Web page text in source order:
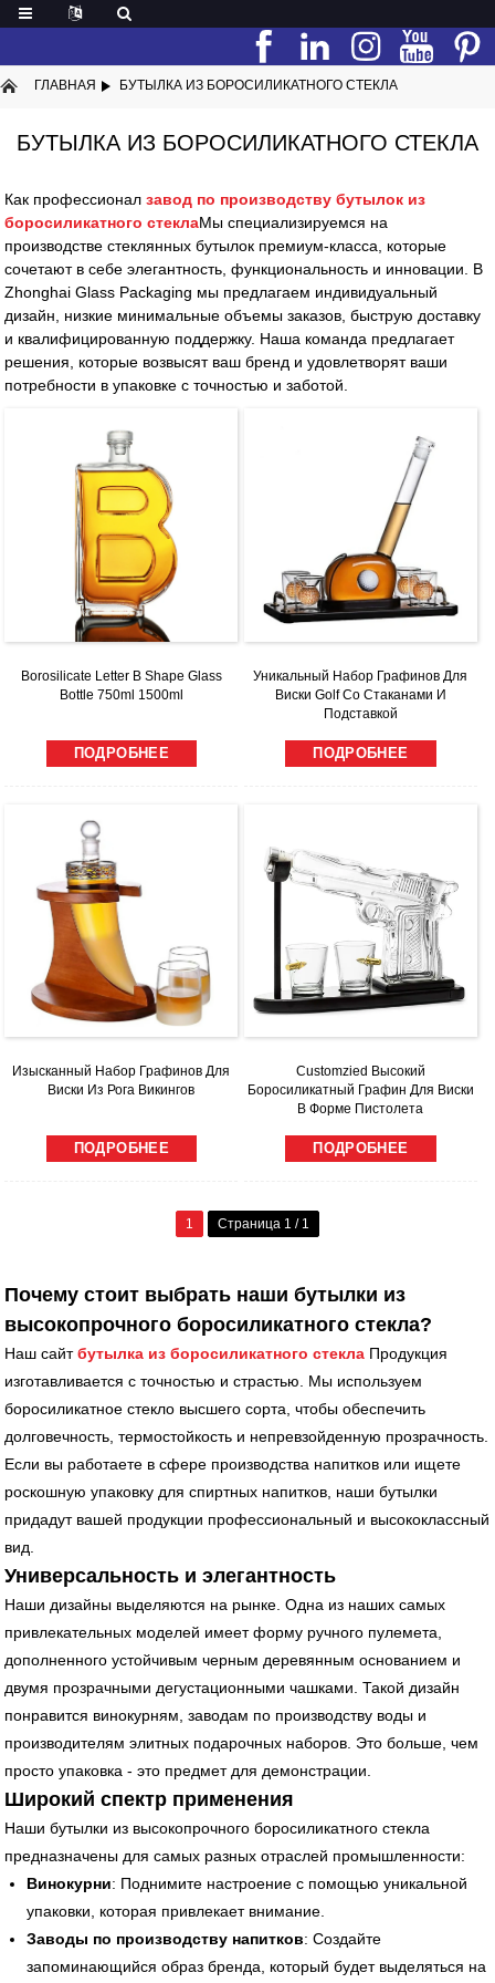
ГЛАВНАЯ БУТЫЛКА ИЗ БОРОСИЛИКАТНОГО СТЕКЛА
БУТЫЛКА ИЗ БОРОСИЛИКАТНОГО СТЕКЛА
Как профессионалзавод по производству бутылок из
боросиликатного стеклаМы специализируемся на
производстве стеклянных бутылок премиум-класса, которые
сочетают в себе элегантность, функциональность и инновации. В
Zhonghai Glass Packaging мы предлагаем индивидуальный
дизайн, низкие минимальные объемы заказов, быструю доставку
и квалифицированную поддержку. Наша команда предлагает
решения, которые возвысят ваш бренд и удовлетворят ваши
потребности в упаковке с точностью и заботой.
Borosilicate Letter B Shape Glass
Bottle 750ml 1500ml
ПОДРОБНЕЕ
Уникальный Набор Графинов Для
Виски Golf Со Стаканами И
Подставкой
ПОДРОБНЕЕ
Изысканный Набор Графинов Для
Виски Из Рога Викингов
ПОДРОБНЕЕ
Customzied Высокий
Боросиликатный Графин Для Виски
В Форме Пистолета
ПОДРОБНЕЕ
1 Страница 1 / 1
Почему стоит выбрать наши бутылки из
высокопрочного боросиликатного стекла?
Наш сайтбутылка из боросиликатного стекла Продукция
изготавливается с точностью и страстью. Мы используем
боросиликатное стекло высшего сорта, чтобы обеспечить
долговечность, термостойкость и непревзойденную прозрачность.
Если вы работаете в сфере производства напитков или ищете
роскошную упаковку для спиртных напитков, наши бутылки
придадут вашей продукции профессиональный и высококлассный
вид.
Универсальность и элегантность
Наши дизайны выделяются на рынке. Одна из наших самых
привлекательных моделей имеет форму ручного пулемета,
дополненного устойчивым черным деревянным основанием и
двумя прозрачными дегустационными чашками. Такой дизайн
понравится винокурням, заводам по производству воды и
производителям элитных подарочных наборов. Это больше, чем
просто упаковка - это предмет для демонстрации.
Широкий спектр применения
Наши бутылки из высокопрочного боросиликатного стекла
предназначены для самых разных отраслей промышленности:
Винокурни: Поднимите настроение с помощью уникальной
упаковки, которая привлекает внимание.
Заводы по производству напитков: Создайте
запоминающийся образ бренда, который будет выделяться на